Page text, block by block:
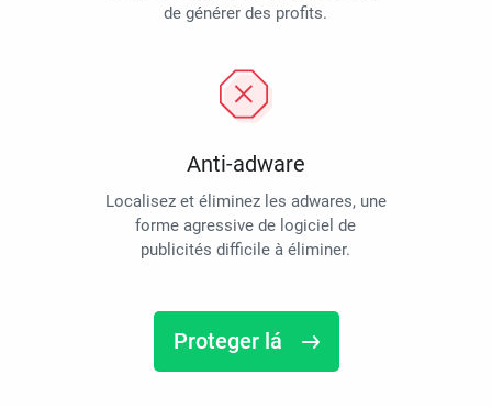
de générer des profits.
Anti-adware
Localisez et éliminez les adwares, une
forme agressive de logiciel de
publicités difficile à éliminer.
Proteger lá